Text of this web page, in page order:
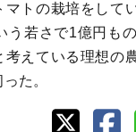
マトの栽培をして
う若さで1億円も
考えている理想の
た。